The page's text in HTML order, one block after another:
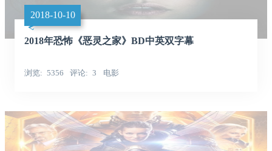
2018-10-10
2018年恐怖《恶灵之家》BD中英双字幕
浏览 5356 评论 3 电影